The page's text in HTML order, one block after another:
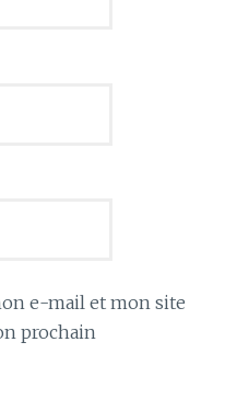
e-mail et mon site
prochain